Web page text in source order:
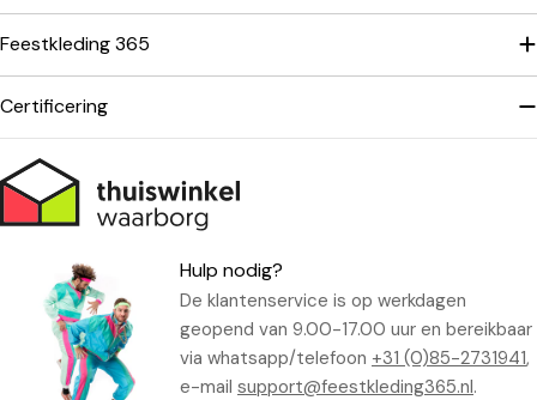
Feestkleding 365
Certificering
Hulp nodig?
De klantenservice is op werkdagen
geopend van 9.00-17.00 uur en bereikbaar
via whatsapp/telefoon +31 (0)85-2731941,
e-mail support@feestkleding365.nl.